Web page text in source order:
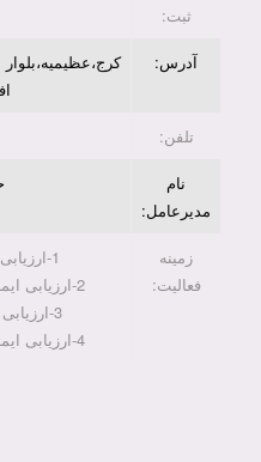
ثبت:
آدرس:
تلفن:
نام
مدیرعامل:
زمینه
فعالیت:
1-ارزیابی ایمنی ظروف تحت فشار
2-ارزیابی ایمنی برق و تاسیسات الکتریکی
3-ارزیابی ایمنی جرثقیل ها/لیفتراک
4-ارزیابی ایمنی آسانسورها/ پله های برقی